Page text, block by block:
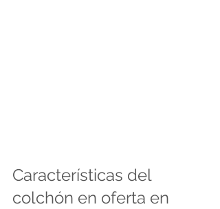
Características del
colchón en oferta en